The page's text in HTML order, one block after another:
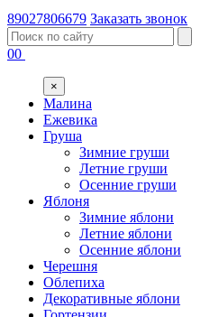
89027806679 Заказать звонок
00
×
Малина
Ежевика
Груша
Зимние груши
Летние груши
Осенние груши
Яблоня
Зимние яблони
Летние яблони
Осенние яблони
Черешня
Облепиха
Декоративные яблони